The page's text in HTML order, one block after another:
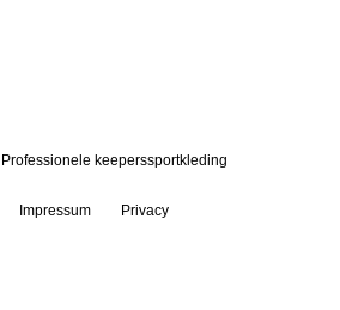
keeperssportkleding
Impressum Privacy